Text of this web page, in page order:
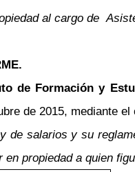
al cargo de
de Formación y
de 2015, mediante
de salarios y su
propiedad a quien